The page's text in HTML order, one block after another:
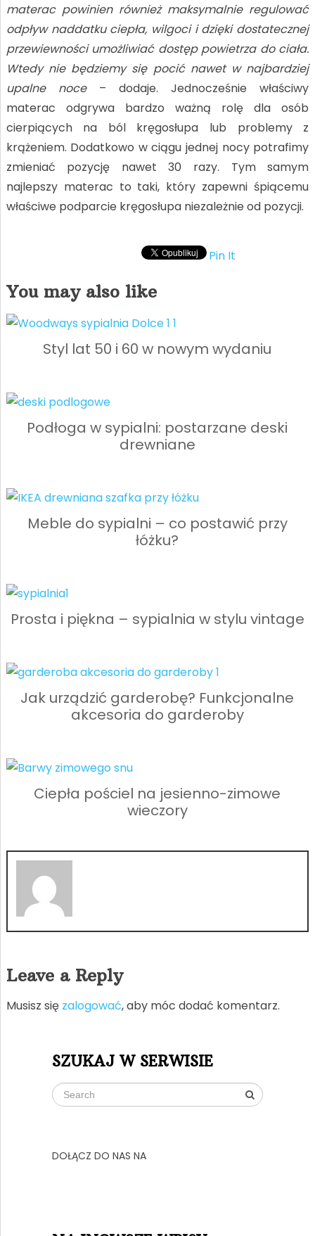
materac powinien również maksymalnie regulować
odpływ naddatku ciepła, wilgoci i dzięki dostatecznej
przewiewności umożliwiać dostęp powietrza do ciała.
Wtedy nie będziemy się pocić nawet w najbardziej
upalne noce – dodaje. Jednocześnie właściwy
materac odgrywa bardzo ważną rolę dla osób
cierpiących na ból kręgosłupa lub problemy z
krążeniem. Dodatkowo w ciągu jednej nocy potrafimy
zmieniać pozycję nawet 30 razy. Tym samym
najlepszy materac to taki, który zapewni śpiącemu
właściwe podparcie kręgosłupa niezależnie od pozycji.
Pin It
You may also like
Styl lat 50 i 60 w nowym wydaniu
Podłoga w sypialni: postarzane deski
drewniane
Meble do sypialni – co postawić przy
łóżku?
Prosta i piękna – sypialnia w stylu vintage
Jak urządzić garderobę? Funkcjonalne
akcesoria do garderoby
Ciepła pościel na jesienno-zimowe
wieczory
Leave a Reply
Musisz się zalogować, aby móc dodać komentarz.
SZUKAJ W SERWISIE
DOŁĄCZ DO NAS NA